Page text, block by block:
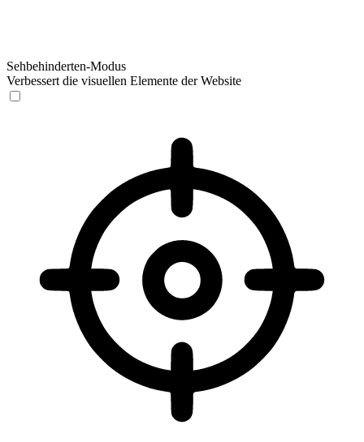
Sehbehinderten-Modus
Verbessert die visuellen Elemente der Website